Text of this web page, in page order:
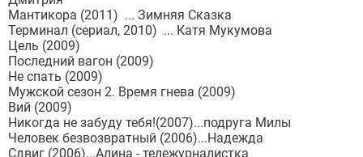
Мантикора (2011) ... Зимняя Сказка
Терминал (сериал, 2010) ... Катя Мукумова
Цель (2009)
Последний вагон (2009)
Не спать (2009)
Мужской сезон 2. Время гнева (2009)
Вий (2009)
Никогда не забуду тебя!(2007)...подруга Милы
Человек безвозвратный (2006)...Надежда
Сдвиг (2006)...Алина - тележурналистка